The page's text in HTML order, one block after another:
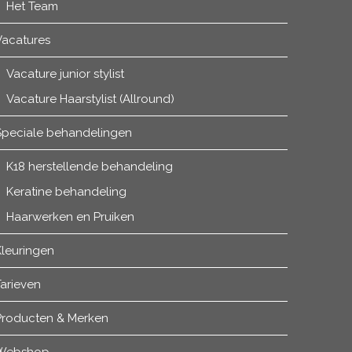
Het Team
Vacature junior stylist
Vacature Haarstylist (Allround)
behandelingen
K18 herstellende behandeling
Keratine behandeling
Haarwerken en Pruiken
& Merken